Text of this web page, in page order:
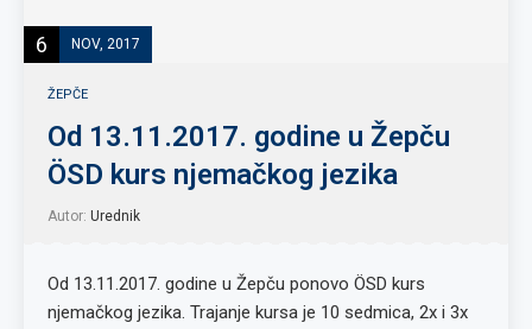
6 NOV, 2017
ŽEPČE
Od 13.11.2017. godine u Žepču
ÖSD kurs njemačkog jezika
Autor: Urednik
Od 13.11.2017. godine u Žepču ponovo ÖSD kurs
njemačkog jezika. Trajanje kursa je 10 sedmica, 2x i 3x